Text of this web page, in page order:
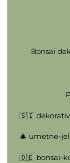
Bonsai
🇸🇮
🎄 umetne-
🇩🇪 bonsai-